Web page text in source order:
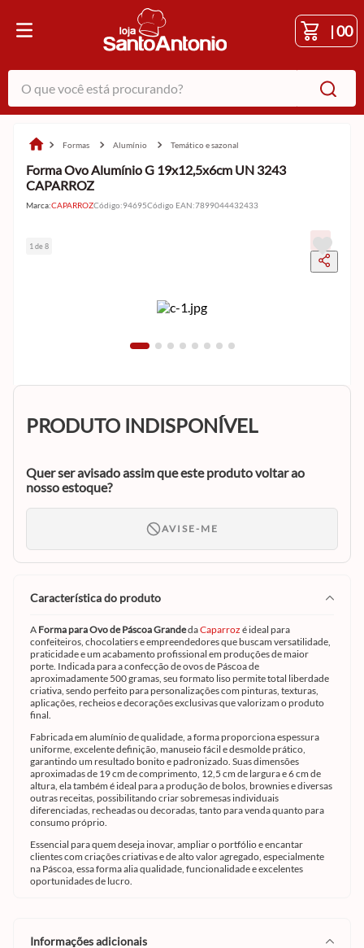
|00
O que você está procurando?
formas alumínio temático e sazonal
Forma Ovo Alumínio G 19x12,5x6cm UN 3243
CAPARROZ
Marca:CAPARROZCódigo:94695Código EAN:7899044432433
1 de 8
PRODUTO INDISPONÍVEL
Quer ser avisado assim que este produto voltar ao
nosso estoque?
AVISE-ME
característica do produto
A Forma para Ovo de Páscoa GrandedaCaparroz é ideal para
confeiteiros, chocolatiers e empreendedores que buscam versatilidade,
praticidade e um acabamento profissional em produções de maior
porte. Indicada para a confecção de ovos de Páscoa de
aproximadamente 500 gramas, seu formato liso permite total liberdade
criativa, sendo perfeito para personalizações com pinturas, texturas,
aplicações, recheios e decorações exclusivas que valorizam o produto
final.
Fabricada em alumínio de qualidade, a forma proporciona espessura
uniforme, excelente definição, manuseio fácil e desmolde prático,
garantindo um resultado bonito e padronizado. Suas dimensões
aproximadas de 19 cm de comprimento, 12,5 cm de largura e 6 cm de
altura, ela também é ideal para a produção de bolos, brownies e diversas
outras receitas, possibilitando criar sobremesas individuais
diferenciadas, recheadas ou decoradas, tanto para venda quanto para
consumo próprio.
Essencial para quem deseja inovar, ampliar o portfólio e encantar
clientes com criações criativas e de alto valor agregado, especialmente
na Páscoa, essa forma alia qualidade, funcionalidade e excelentes
oportunidades de lucro.
informações adicionais